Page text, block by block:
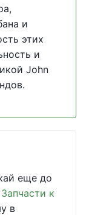
и
этих
и
John
еще до
Запчасти к
в